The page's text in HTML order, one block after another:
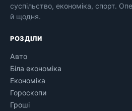
суспільство, економіка, спорт.
й щодня.
РОЗДІЛИ
Авто
Біла економіка
Економіка
Гороскопи
Гроші